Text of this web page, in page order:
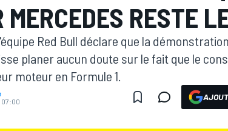
MERCEDES RESTE
Red Bull déclare que la
planer aucun doute sur le fait que le
moteur en Formule 1.
07:00